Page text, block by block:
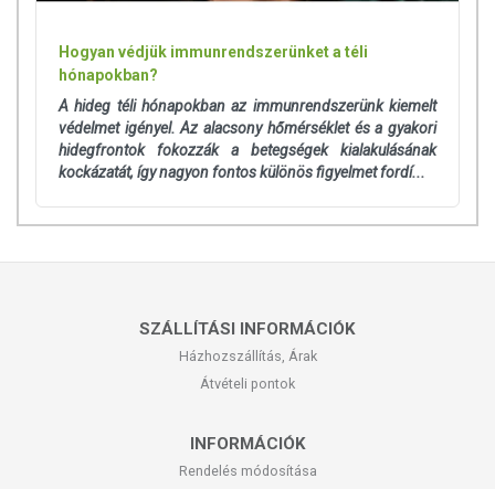
Hogyan védjük immunrendszerünket a téli
hónapokban?
A hideg téli hónapokban az immunrendszerünk kiemelt
védelmet igényel. Az alacsony hőmérséklet és a gyakori
hidegfrontok fokozzák a betegségek kialakulásának
kockázatát, így nagyon fontos különös figyelmet fordí...
SZÁLLÍTÁSI INFORMÁCIÓK
Házhozszállítás, Árak
Átvételi pontok
INFORMÁCIÓK
Rendelés módosítása